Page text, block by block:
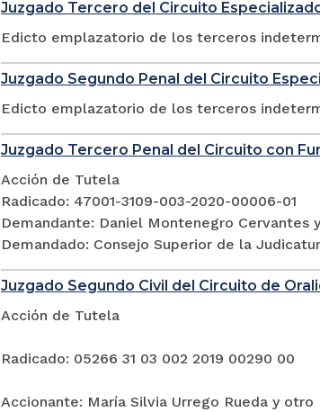
Juzgado Tercero del Circuito
Edicto emplazatorio de los terceros
Juzgado Segundo Penal del Circuito
Edicto emplazatorio de los terceros
Juzgado Tercero Penal del Circuito con
Acción de Tutela
Radicado: 47001-3109-003-2020-00006-01
Demandante: Daniel Montenegro Cervantes
Demandado: Consejo Superior de la
Juzgado Segundo Civil del Circuito de
Acción de Tutela
Radicado: 05266 31 03 002 2019 00290 00
Accionante: María Silvia Urrego Rueda y otro